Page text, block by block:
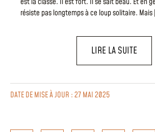
résiste pas longtemps à ce loup solitaire.
LIRE LA SUITE
DATE DE MISE À JOUR : 27 MAI 2025